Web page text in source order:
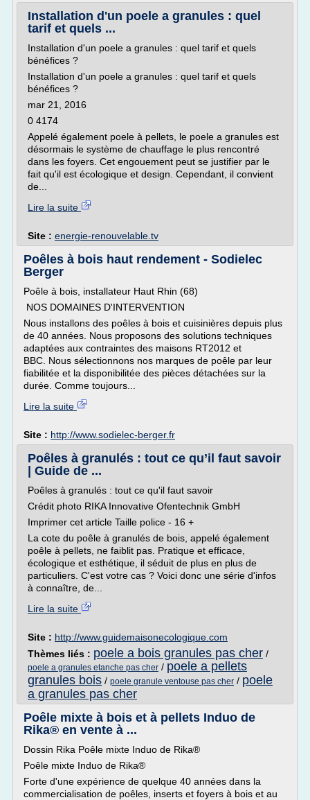
Installation d'un poele a granules : quel
tarif et quels ...
Installation d'un poele a granules : quel tarif et quels
bénéfices ?
Installation d'un poele a granules : quel tarif et quels
bénéfices ?
mar 21, 2016
0 4174
Appelé également poele à pellets, le poele a granules est
désormais le système de chauffage le plus rencontré
dans les foyers. Cet engouement peut se justifier par le
fait qu'il est écologique et design. Cependant, il convient
de...
Lire la suite
Site : energie-renouvelable.tv
Poêles à bois haut rendement - Sodielec
Berger
Poêle à bois, installateur Haut Rhin (68)
NOS DOMAINES D'INTERVENTION
Nous installons des poêles à bois et cuisinières depuis plus
de 40 années. Nous proposons des solutions techniques
adaptées aux contraintes des maisons RT2012 et
BBC. Nous sélectionnons nos marques de poêle par leur
fiabilitée et la disponibilitée des pièces détachées sur la
durée. Comme toujours...
Lire la suite
Site : http://www.sodielec-berger.fr
Poêles à granulés : tout ce qu’il faut savoir
| Guide de ...
Poêles à granulés : tout ce qu'il faut savoir
Crédit photo RIKA Innovative Ofentechnik GmbH
Imprimer cet article Taille police - 16 +
La cote du poêle à granulés de bois, appelé également
poêle à pellets, ne faiblit pas. Pratique et efficace,
écologique et esthétique, il séduit de plus en plus de
particuliers. C'est votre cas ? Voici donc une série d'infos
à connaître, de...
Lire la suite
Site : http://www.guidemaisonecologique.com
Thèmes liés : poele a bois granules pas cher /
poele a granules etanche pas cher / poele a pellets
granules bois / poele granule ventouse pas cher / poele
a granules pas cher
Poêle mixte à bois et à pellets Induo de
Rika® en vente à ...
Dossin Rika Poêle mixte Induo de Rika®
Poêle mixte Induo de Rika®
Forte d'une expérience de quelque 40 années dans la
commercialisation de poêles, inserts et foyers à bois et au